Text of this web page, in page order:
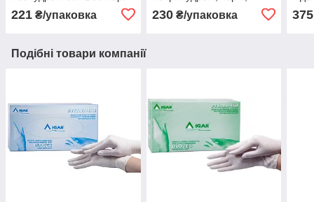
221 ₴/упаковка 230₴/упаковка 375
Подібні товари компанії